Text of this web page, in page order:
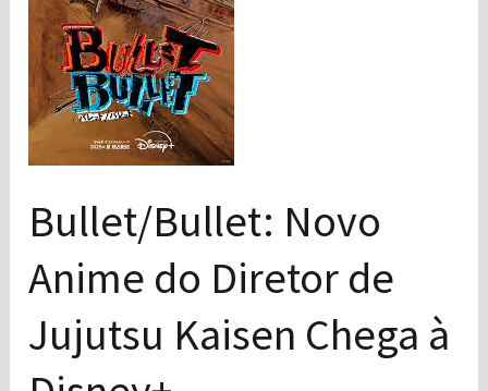
Bullet/Bullet: Novo
Anime do Diretor de
Jujutsu Kaisen Chega à
Diretor
de
Jujutsu
Kaisen
Chega
Disney+
não são
opcionais. São
necessários
para o
do site.